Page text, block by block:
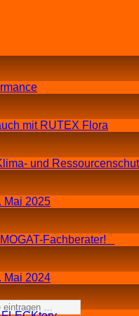
mit RUTEX Flora
und
Mai 2025
Fachberater!
Mai 2024